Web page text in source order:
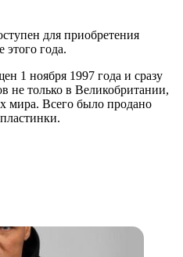
для приобретения
года.
1 ноября 1997 года и сразу
не только в Великобритании,
мира. Всего было продано